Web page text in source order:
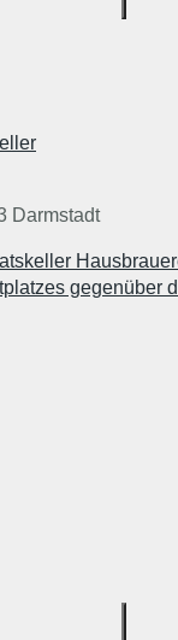
Darmstadt
gegenüber